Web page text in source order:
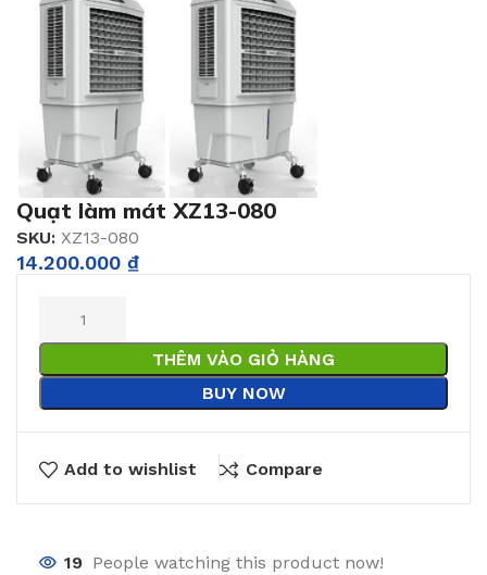
Quạt làm mát XZ13-080
SKU: XZ13-080
14.200.000 ₫
THÊM VÀO GIỎ HÀNG
BUY NOW
Add to wishlist Compare
19 People watching this product now!